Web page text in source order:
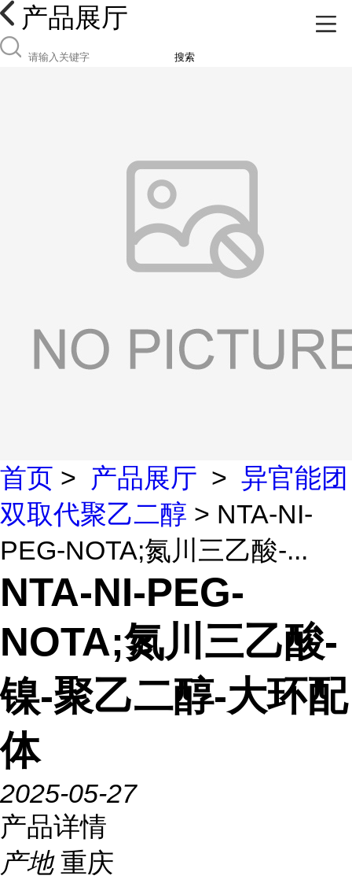
产品展厅
搜索
首页 > 产品展厅 > 异官能团
双取代聚乙二醇 > NTA-NI-
PEG-NOTA;氮川三乙酸-...
NTA-NI-PEG-
NOTA;氮川三乙酸-
镍-聚乙二醇-大环配
体
2025-05-27
产品详情
产地 重庆